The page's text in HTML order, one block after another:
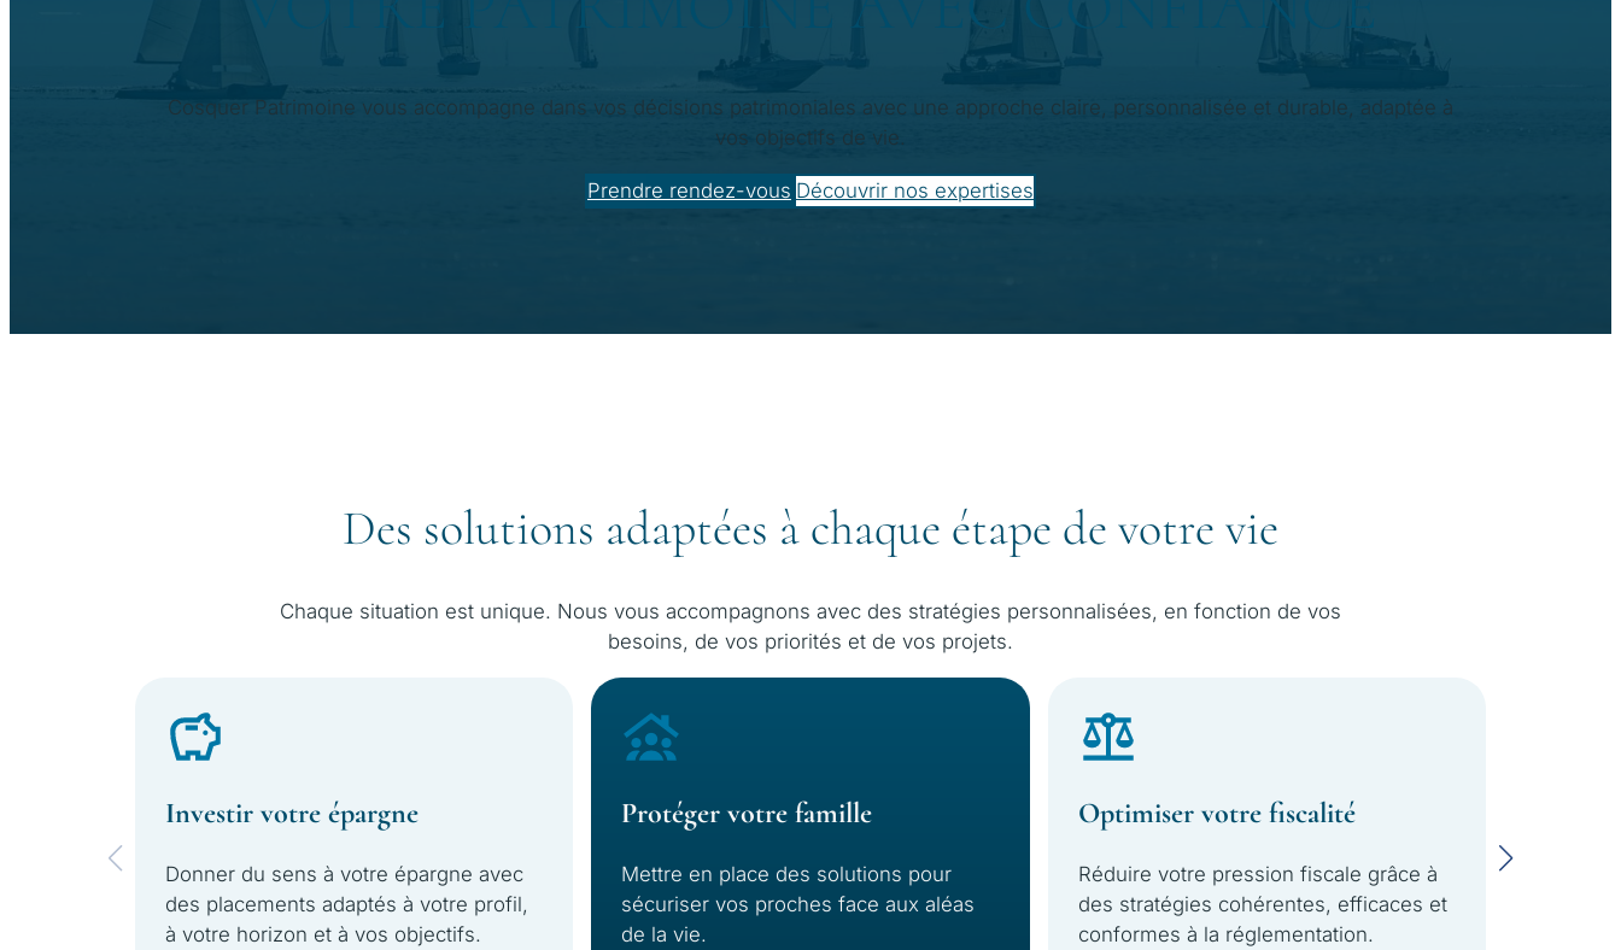
Cosquer Patrimoine vous accompagne dans vos décisions patrimoniales avec une approche claire, personnalisée et durable, adaptée à
vos objectifs de vie.
Prendre rendez-vous Découvrir nos expertises
Des solutions adaptées à chaque étape de votre vie
Chaque situation est unique. Nous vous accompagnons avec des stratégies personnalisées, en fonction de vos
besoins, de vos priorités et de vos projets.
Investir votre épargne
Donner du sens à votre épargne avec
des placements adaptés à votre profil,
à votre horizon et à vos objectifs.
Protéger votre famille
Mettre en place des solutions pour
sécuriser vos proches face aux aléas
de la vie.
Optimiser votre fiscalité
Réduire votre pression fiscale grâce à
des stratégies cohérentes, efficaces et
conformes à la réglementation.